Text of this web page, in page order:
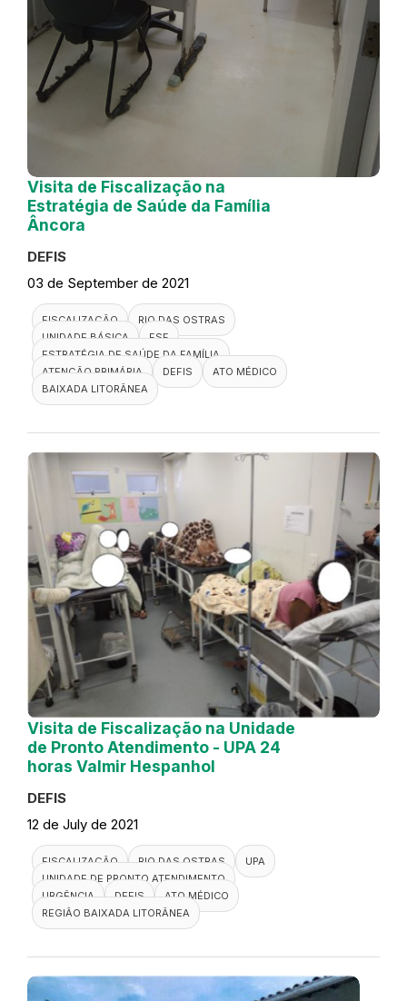
Visita de Fiscalização na
Estratégia de Saúde da Família
Âncora
DEFIS
03 de September de 2021
FISCALIZAÇÃO
RIO DAS OSTRAS
UNIDADE BÁSICA
ESF
ESTRATÉGIA DE SAÚDE DA FAMÍLIA
ATENÇÃO PRIMÁRIA
DEFIS
ATO MÉDICO
BAIXADA LITORÂNEA
Visita de Fiscalização na Unidade
de Pronto Atendimento - UPA 24
horas Valmir Hespanhol
DEFIS
12 de July de 2021
FISCALIZAÇÃO RIO DAS OSTRAS
UPA
UNIDADE DE PRONTO ATENDIMENTO
URGÊNCIA
DEFIS
ATO MÉDICO
REGIÃO BAIXADA LITORÂNEA